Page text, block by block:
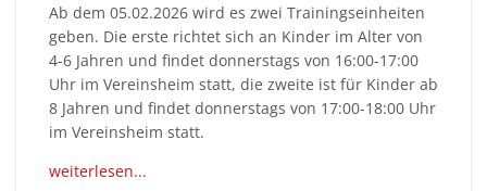
Ab dem 05.02.2026 wird es zwei Trainingseinheiten
geben. Die erste richtet sich an Kinder im Alter von
4-6 Jahren und findet donnerstags von 16:00-17:00
Uhr im Vereinsheim statt, die zweite ist für Kinder ab
8 Jahren und findet donnerstags von 17:00-18:00 Uhr
im Vereinsheim statt.
weiterlesen...